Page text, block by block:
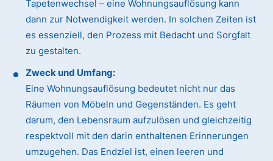
Tapetenwechsel – eine Wohnungsauflösung kann
dann zur Notwendigkeit werden. In solchen Zeiten ist
es essenziell, den Prozess mit Bedacht und Sorgfalt
zu gestalten.
Zweck und Umfang:
Eine Wohnungsauflösung bedeutet nicht nur das
Räumen von Möbeln und Gegenständen. Es geht
darum, den Lebensraum aufzulösen und gleichzeitig
respektvoll mit den darin enthaltenen Erinnerungen
umzugehen. Das Endziel ist, einen leeren und